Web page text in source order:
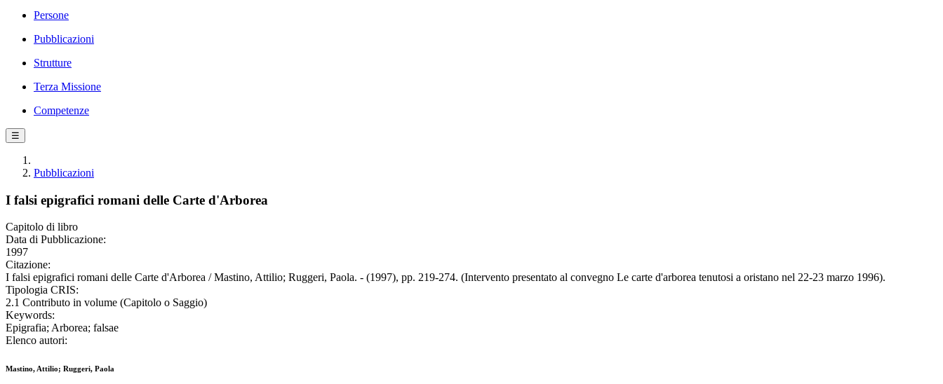
Persone
Pubblicazioni
Strutture
Terza Missione
Competenze
☰
Pubblicazioni
I falsi epigrafici romani delle Carte d'Arborea
Capitolo di libro
Data di Pubblicazione:
1997
Citazione:
I falsi epigrafici romani delle Carte d'Arborea / Mastino, Attilio; Ruggeri, Paola. - (1997), pp. 219-274. (Intervento presentato al convegno Le carte d'arborea tenutosi a oristano nel 22-23 marzo 1996).
Tipologia CRIS:
2.1 Contributo in volume (Capitolo o Saggio)
Keywords:
Epigrafia; Arborea; falsae
Elenco autori:
Mastino, Attilio; Ruggeri, Paola